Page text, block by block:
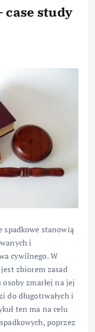
case study
spadkowe stanowią
i
cywilnego. W
zbiorem zasad
zmarłej na jej
do długotrwałych i
ten ma na celu
poprzez